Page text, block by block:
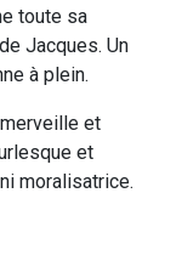
toute sa
Jacques. Un
à plein.
et
et
moralisatrice.